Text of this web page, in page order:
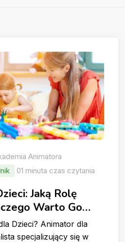
Animatora
01 minuta czas czytania
Jaką Rolę
Warto Go
Dzieci? Animator dla
specjalizujący się w